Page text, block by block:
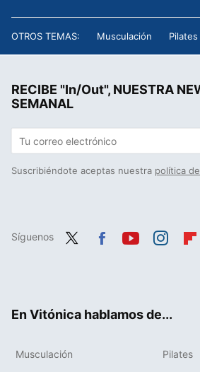
OTROS TEMAS: Musculación Pilates
RECIBE "In/Out", NUESTRA
SEMANAL
Suscribiéndote aceptas nuestra política
Síguenos
En Vitónica hablamos de...
Musculación Pilates